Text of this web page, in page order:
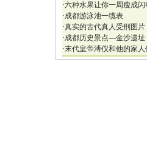
·六种水果让你一周瘦成闪
·成都游泳池一缆表
·真实的古代真人受刑图片
·成都历史景点—金沙遗址
·末代皇帝溥仪和他的家人